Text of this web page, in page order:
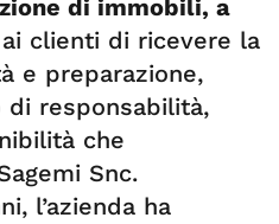
di immobili, a
clienti di ricevere la
e preparazione,
di responsabilità,
che
Snc.
l’azienda ha